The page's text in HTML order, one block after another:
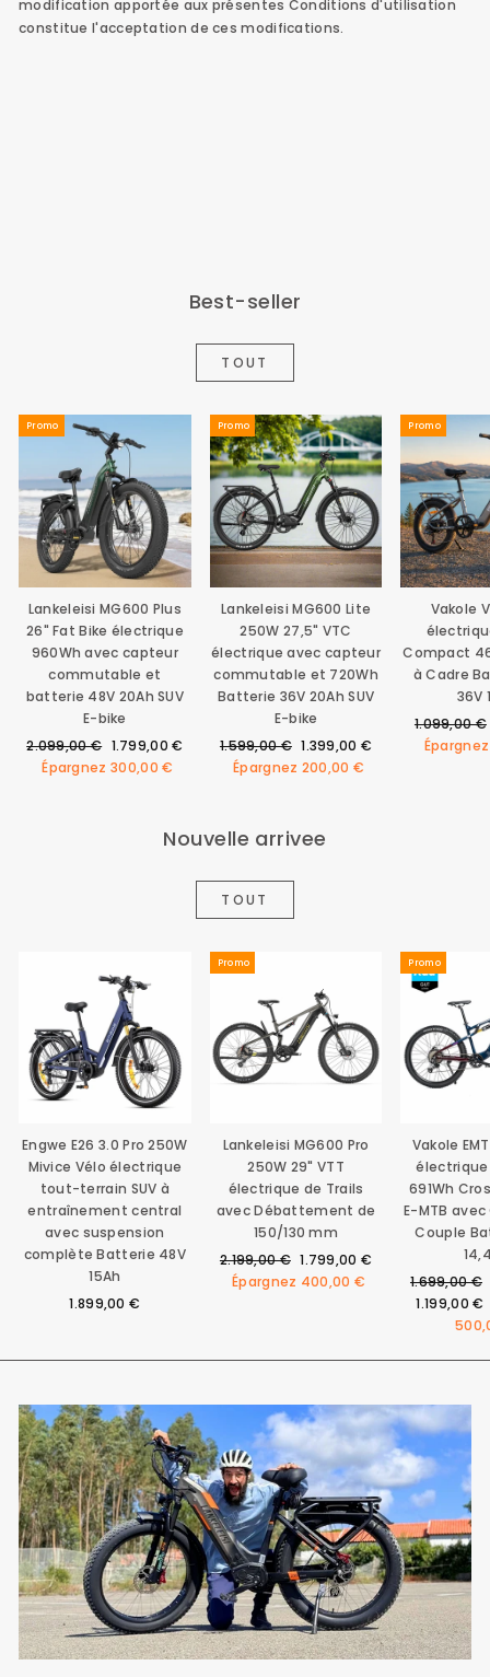
modification apportée aux présentes Conditions d'utilisation
constitue l'acceptation de ces modifications.
Best-seller
TOUT
Promo
Lankeleisi MG600 Plus
26" Fat Bike électrique
960Wh avec capteur
commutable et
batterie 48V 20Ah SUV
E-bike
Prix
régulier
2.099,00 € Prix
réduit
1.799,00 €
Épargnez 300,00 €
Promo
Lankeleisi MG600 Lite
250W 27,5" VTC
électrique avec capteur
commutable et 720Wh
Batterie 36V 20Ah SUV
E-bike
Prix
régulier
1.599,00 € Prix
réduit
1.399,00 €
Épargnez 200,00 €
Promo
Vakole
Compact
à Cadre
36V
Prix
régulier
1.099,00 €
Nouvelle arrivee
TOUT
Engwe E26 3.0 Pro 250W
Mivice Vélo électrique
tout-terrain SUV à
entraînement central
avec suspension
complète Batterie 48V
15Ah
1.899,00 €
Promo
Lankeleisi MG600 Pro
250W 29" VTT
électrique de Trails
avec Débattement de
150/130 mm
Prix
régulier
2.199,00 € Prix
réduit
1.799,00 €
Épargnez 400,00 €
Promo
Vakole
électrique
691Wh
E-MTB
Couple
Prix
régulier
1.699,00 €
1.199,00 €